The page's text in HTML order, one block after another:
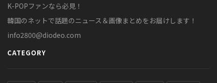
K-POPファンなら必見！
韓国のネットで話題のニュース＆画像まとめをお届けします！
info2800@diodeo.com
CATEGORY